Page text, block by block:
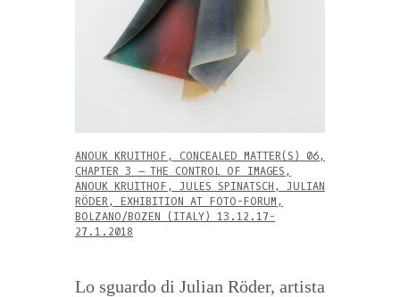
ANOUK KRUITHOF, CONCEALED MATTER(S) 06,
CHAPTER 3 – THE CONTROL OF IMAGES,
ANOUK KRUITHOF, JULES SPINATSCH, JULIAN
RÖDER, EXHIBITION AT FOTO-FORUM,
BOLZANO/BOZEN (ITALY) 13.12.17-
27.1.2018
Lo sguardo di Julian Röder, artista